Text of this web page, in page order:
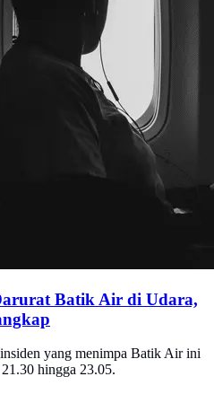
Batik Air di Udara,
yang menimpa Batik Air ini
hingga 23.05.